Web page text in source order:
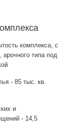
комплекса, с
типа под
- 85 тыс. кв.
и
- 14,5